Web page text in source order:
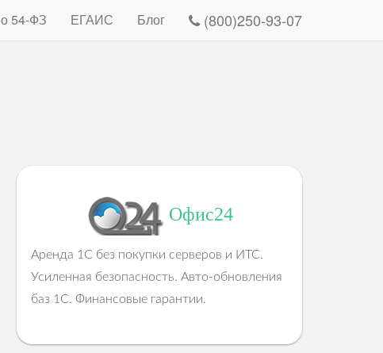
54-ФЗ ЕГАИС Блог (800)250-93-07
Офис24
Аренда 1C без покупки серверов и ИТС.
Усиленная безопасность. Авто-обновления
баз 1C. Финансовые гарантии.